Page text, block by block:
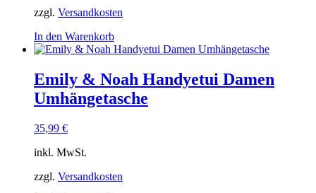
zzgl. Versandkosten
In den Warenkorb
Emily & Noah Handyetui Damen
Umhängetasche
35,99 €
inkl. MwSt.
zzgl. Versandkosten